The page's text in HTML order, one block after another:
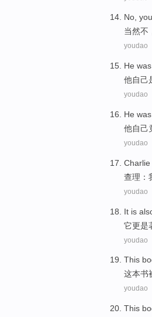
No, you
当然不
youdao
He was
他自己
youdao
He was
他自己
youdao
Charlie
查理 ：
youdao
It is
它更是
youdao
This
这本书
youdao
This